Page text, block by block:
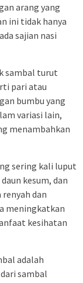
arang yang
ini tidak hanya
sajian nasi
sambal turut
pari atau
bumbu yang
variasi lain,
menambahkan
sering kali luput
kesum, dan
dan
meningkatkan
kesihatan
adalah
sambal